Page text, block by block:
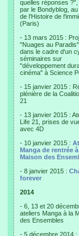
quelles réponses
par le Bondyblog,
de l'Histoire de
(Paris)
- 13 mars 2015 :
"Nuages au
dans le cadre d'un
séminaires sur
"développement
cinéma" à Science
- 15 janvier 2015 :
plénière de la
21
- 13 janvier 2015 :
Life 21, prises de
avec 4D
- 10 janvier 2015 :
Manga de rentrée
Maison des
- 8 janvier 2015 :
forever
2014
- 6, 13 et 20
ateliers Manga à la
des Ensembles
- 5 décembre 2014 :